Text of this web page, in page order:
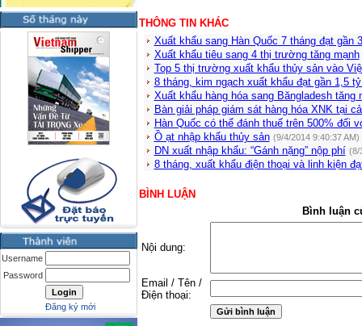
Username
Password
Đăng ký mới
THÔNG TIN KHÁC
Xuất khẩu sang Hàn Quốc 7 tháng đạt gần
Xuất khẩu tiêu sang 4 thị trường tăng mạnh
Top 5 thị trường xuất khẩu thủy sản vào
8 tháng, kim ngạch xuất khẩu đạt gần 1,5
Xuất khẩu hàng hóa sang Băngladesh tăng
Bàn giải pháp giám sát hàng hóa XNK tại
Hàn Quốc có thể đánh thuế trên 500% đối
Ồ ạt nhập khẩu thủy sản (9/4/2014 9:40:37 AM)
DN xuất nhập khẩu: “Gánh nặng” nộp phí (8/
8 tháng, xuất khẩu điện thoại và linh kiện
BÌNH LUẬN
Bình luận
Nội dung:
Email / Tên /
Điện thoại: